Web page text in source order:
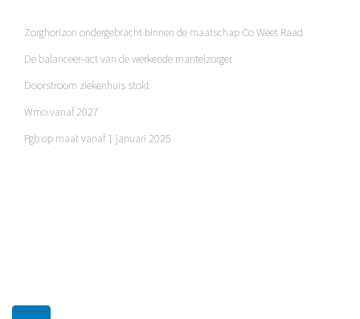
Zorghorizon ondergebracht binnen de maatschap Co Weet Raad
De balanceer-act van de werkende mantelzorger
Doorstroom ziekenhuis stokt
Wmo vanaf 2027
Pgb op maat vanaf 1 januari 2025